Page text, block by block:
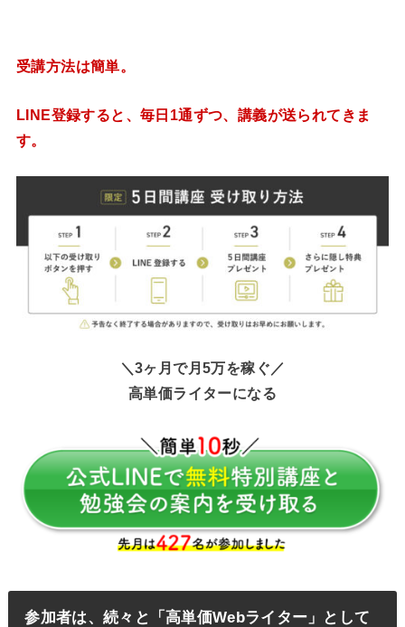
受講方法は簡単。
LINE登録すると、毎日1通ずつ、講義が送られてきま
す。
＼3ヶ月で月5万を稼ぐ／
高単価ライターになる
参加者は、続々と「高単価Webライター」として